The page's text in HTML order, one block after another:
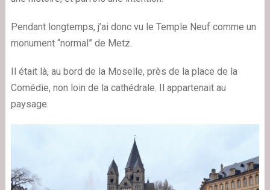
Pendant longtemps, j’ai donc vu le Temple Neuf comme un
monument “normal” de Metz.
Il était là, au bord de la Moselle, près de la place de la
Comédie, non loin de la cathédrale. Il appartenait au
paysage.